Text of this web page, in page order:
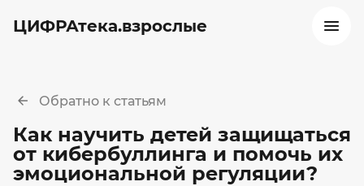
ЦИФРАтека.взрослые
Обратно к статьям
Как научить детей защищаться
от кибербуллинга и помочь их
эмоциональной регуляции?